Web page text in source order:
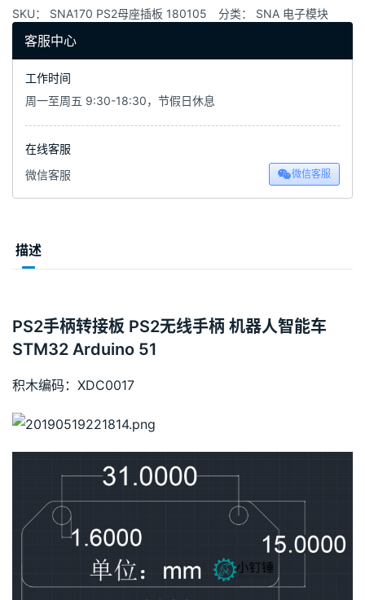
SKU： SNA170 PS2母座插板 180105 分类： SNA 电子模块
客服中心
工作时间
周一至周五 9:30-18:30，节假日休息
在线客服
微信客服
微信客服
描述
PS2手柄转接板 PS2无线手柄 机器人智能车
STM32 Arduino 51
积木编码：XDC0017